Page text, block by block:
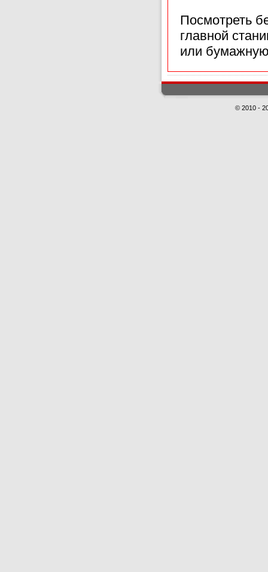
Посмотреть
главной
или
© 2010 -